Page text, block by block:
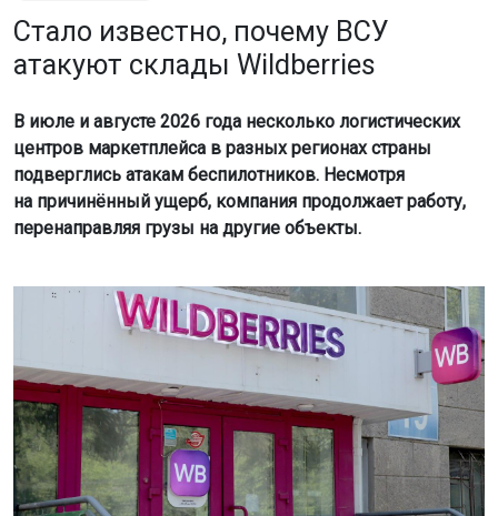
Стало известно, почему ВСУ
атакуют склады Wildberries
В июле и августе 2026 года несколько логистических
центров маркетплейса в разных регионах страны
подверглись атакам беспилотников. Несмотря
на причинённый ущерб, компания продолжает работу,
перенаправляя грузы на другие объекты.